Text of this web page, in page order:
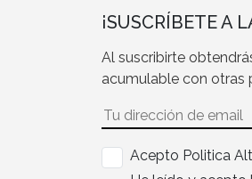
¡SUSCRÍBETE A
Al suscribirte
acumulable con otras
Acepto Politica